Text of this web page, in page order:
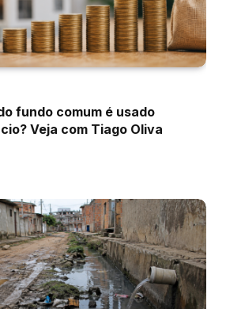
fundo comum é usado
Veja com Tiago Oliva